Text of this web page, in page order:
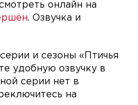
онлайн на
. Озвучка и
и сезоны «Птичья
удобную озвучку в
серии нет в
на